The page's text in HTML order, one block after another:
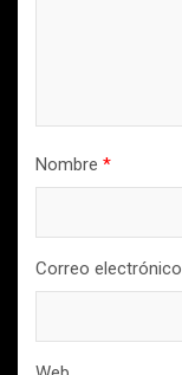
Nombre *
Correo electrónico